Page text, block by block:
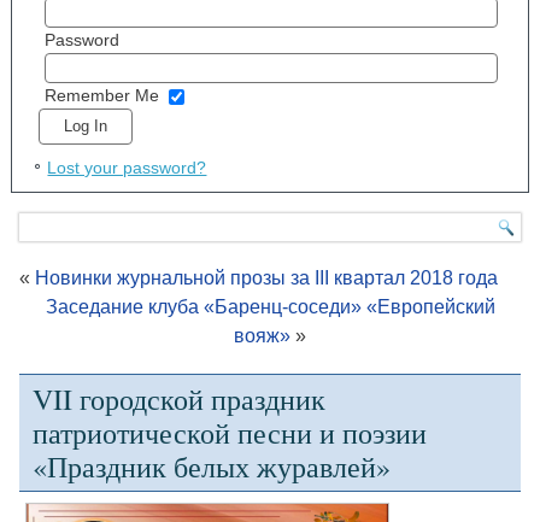
Password
Remember Me
Lost your password?
« Новинки журнальной прозы за III квартал 2018 года
Заседание клуба «Баренц-соседи» «Европейский
вояж» »
VII городской праздник
патриотической песни и поэзии
«Праздник белых журавлей»